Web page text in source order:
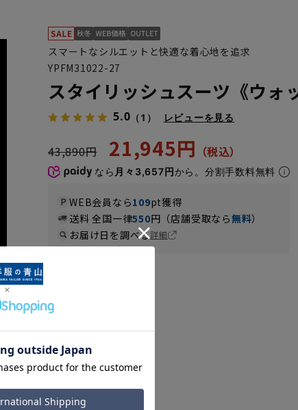
スマートなシルエットと快適な着心地を追求
YPFM31022-27
スタイリッシュスーツ《ウォ
5.0 （1） レビューを見る
43,890円 21,945円
なら 月々3,657円から。分割手数料無料
WEB会員なら109pt獲得
送料 全国一律550円（店舗受取なら無料）
お届け日を調べる詳細